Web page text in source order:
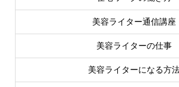
美容ライター通信講座
美容ライターの仕事
美容ライターになる方